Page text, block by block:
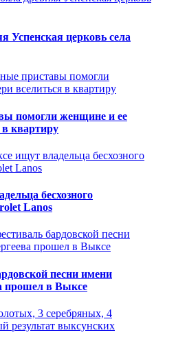
Успенская церковь села
помогли женщине и ее
в квартиру
бесхозного
Lanos
песни имени
прошел в Выксе